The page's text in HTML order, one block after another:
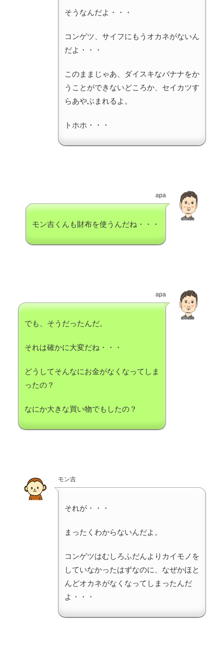
そうなんだよ・・・
コンゲツ、サイフにもうオカネがないん
だよ・・・
このままじゃあ、ダイスキなバナナをか
うことができないどころか、セイカツす
らあやぶまれるよ。
トホホ・・・
apa
モン吉くんも財布を使うんだね・・・
apa
でも、そうだったんだ。
それは確かに大変だね・・・
どうしてそんなにお金がなくなってしま
ったの？
なにか大きな買い物でもしたの？
モン吉
それが・・・
まったくわからないんだよ。
コンゲツはむしろふだんよりカイモノを
していなかったはずなのに、なぜかほと
んどオカネがなくなってしまったんだ
よ・・・